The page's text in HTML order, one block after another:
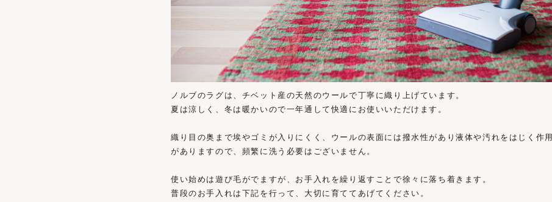
ノルブのラグは、チベット産の天然のウールで丁寧に織り上げています。
夏は涼しく、冬は暖かいので一年通して快適にお使いいただけます。
織り目の奥まで埃やゴミが入りにくく、ウールの表面には撥水性があり液体や汚れをはじく作用
がありますので、頻繁に洗う必要はございません。
使い始めは遊び毛がでますが、お手入れを繰り返すことで徐々に落ち着きます。
普段のお手入れは下記を行って、大切に育ててあげてください。